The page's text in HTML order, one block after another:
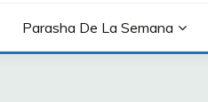
Parasha De La Semana